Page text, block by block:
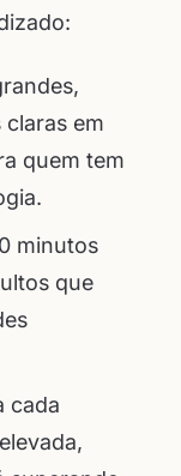
em
quem tem
minutos
que
cada